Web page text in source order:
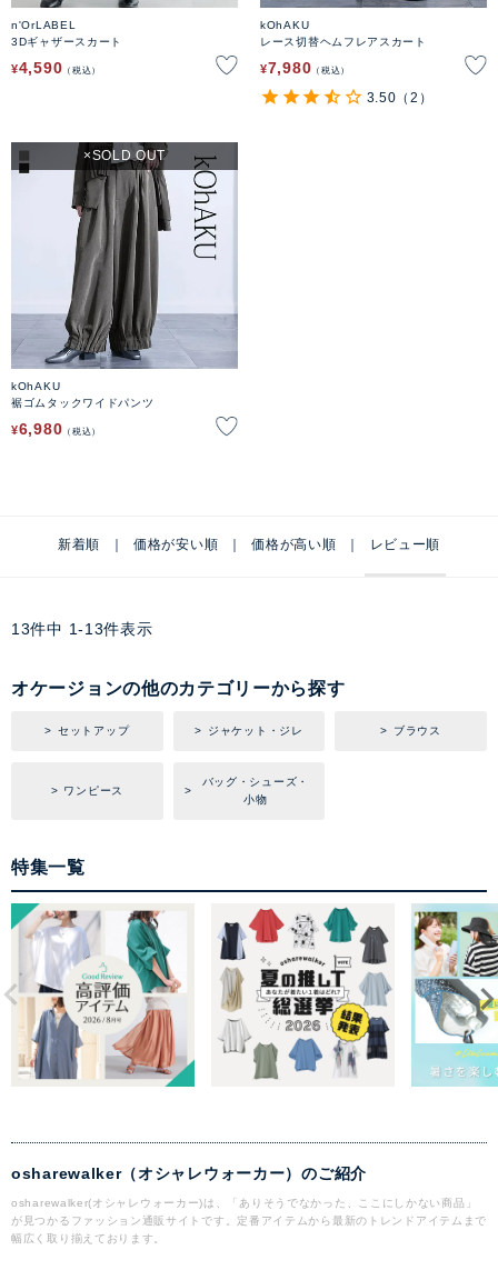
n'OrLABEL
3Dギャザースカート
¥4,590 税込
kOhAKU
レース切替ヘムフレアスカート
¥7,980 税込
3.50 （2）
kOhAKU
裾ゴムタックワイドパンツ
¥6,980 税込
SOLD OUT
新着順 価格が安い順 価格が高い順 レビュー順
13件中 1-13件表示
オケージョンの他のカテゴリーから探す
セットアップ ジャケット・ジレ ブラウス
ワンピース
バッグ・シューズ・
小物
特集一覧
osharewalker（オシャレウォーカー）のご紹介
osharewalker(オシャレウォーカー)は、「ありそうでなかった、ここにしかない商品」
が見つかるファッション通販サイトです。定番アイテムから最新のトレンドアイテムまで
幅広く取り揃えております。